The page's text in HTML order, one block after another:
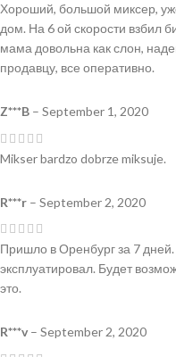
Хороший, большой миксер,
дом. На 6 ой скорости взбил
мама довольна как слон,
продавцу, все оперативно.
Z***B – September 1, 2020
Mikser bardzo dobrze miksuje.
R***r – September 2, 2020
Пришло в Оренбург за 7 дней.
эксплуатировал. Будет
это.
R***v – September 2, 2020